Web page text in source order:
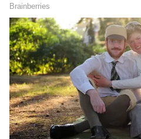
குறிப்பாக சந்தையில்
குறைப்பு
கொள்கின்றனர்.
பக்க விளைவுகளை
மற்றொரு